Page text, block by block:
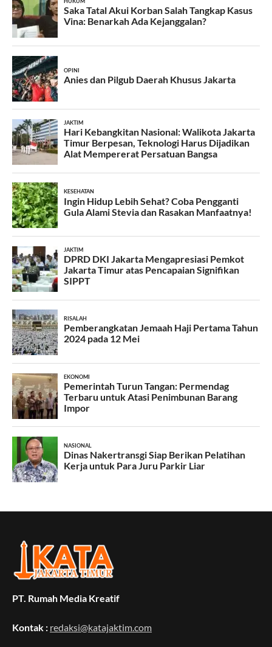
PT. Rumah Media Kreatif
Kontak : redaksi@katajaktim.com